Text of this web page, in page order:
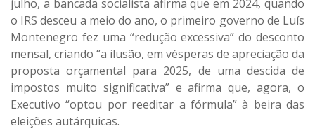
julho, a bancada socialista afirma que em 2024, quando
o IRS desceu a meio do ano, o primeiro governo de Luís
Montenegro fez uma “redução excessiva” do desconto
mensal, criando “a ilusão, em vésperas de apreciação da
proposta orçamental para 2025, de uma descida de
impostos muito significativa” e afirma que, agora, o
Executivo “optou por reeditar a fórmula” à beira das
eleições autárquicas.